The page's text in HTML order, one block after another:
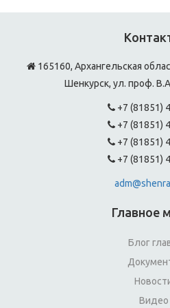
165160, Архангельская
Шенкурск, ул. проф.
+7 (81851)
+7 (81851)
+7 (81851)
+7 (81851)
Главное
Блог
Видео